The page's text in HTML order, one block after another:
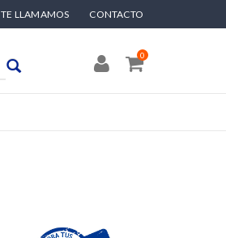
TE LLAMAMOS CONTACTO
0